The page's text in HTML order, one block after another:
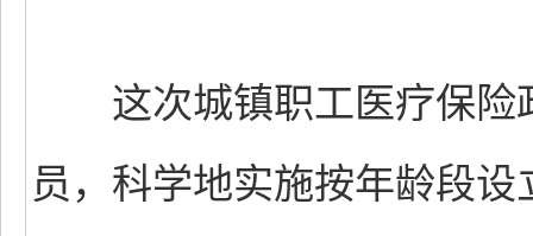
这次城镇职工医疗保险
员，科学地实施按年龄段